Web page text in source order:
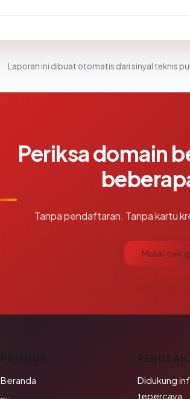
Laporan ini dibuat otomatis dari sinyal teknis
Periksa domain
Tanpa pendaftaran. Tanpa kartu
Mulai cek
PRODUK
Beranda
Didukung
tepercaya